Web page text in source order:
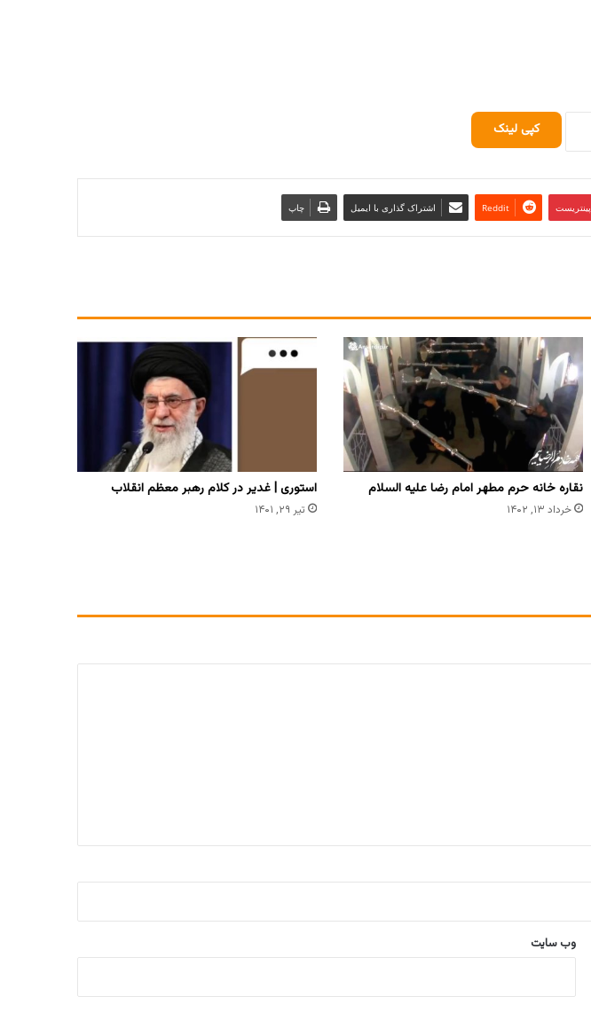
کپی لینک
پینتریست Reddit اشتراک گذاری با ایمیل چاپ
نقاره خانه حرم مطهر امام رضا علیه السلام
خرداد ۱۳, ۱۴۰۲
استوری | غدیر در کلام رهبر معظم انقلاب
تیر ۲۹, ۱۴۰۱
وب‌ سایت